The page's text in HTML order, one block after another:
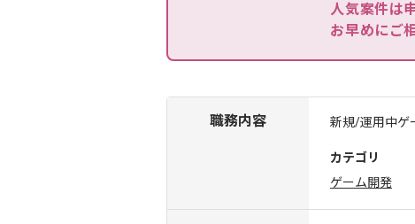
人気案件は
お早めにご
職務内容 新規/運用中ゲ
カテゴリ
ゲーム開発